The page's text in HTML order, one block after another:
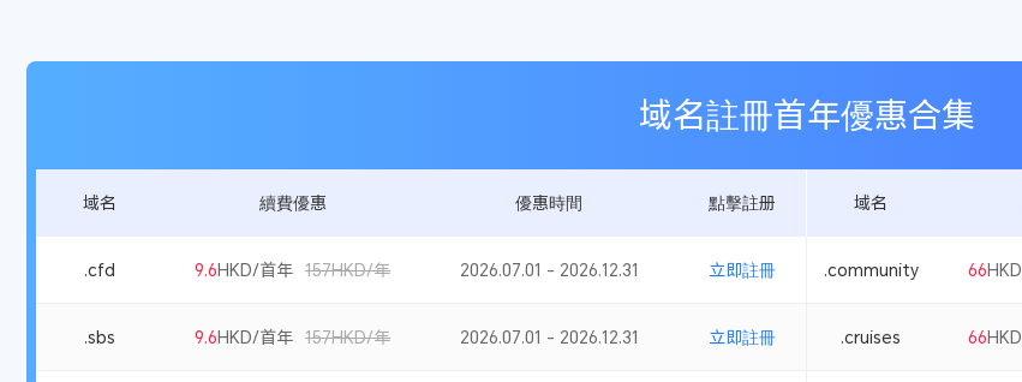
域名註冊首年優惠合集
域名 續費優惠 優惠時間 點擊註册
.cfd 9.6HKD/首年 157HKD/年 2026.07.01 - 2026.12.31 立即註冊
.sbs 9.6HKD/首年 157HKD/年 2026.07.01 - 2026.12.31 立即註冊
域名
.community 66
.cruises 66